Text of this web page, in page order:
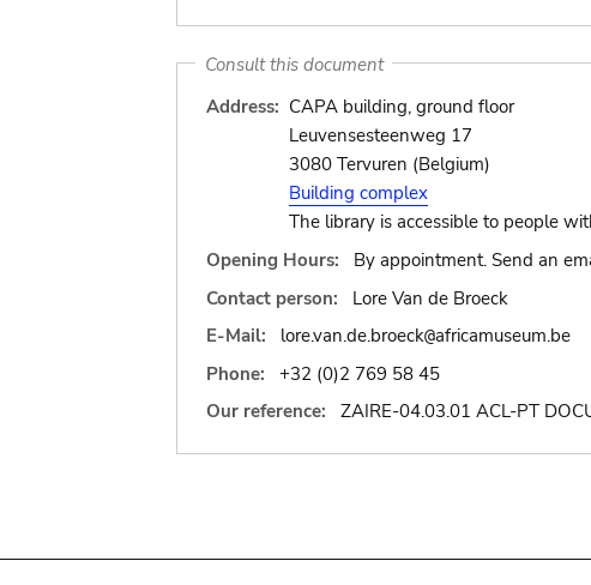
Consult this document
Address: CAPA building, ground floor
Leuvensesteenweg 17
3080 Tervuren (Belgium)
Building complex
The library is accessible to people
Opening Hours:
By appointment. Send an
Contact person:
Lore Van de Broeck
E-Mail:
lore.van.de.broeck@africamuseum.be
Phone:
+32 (0)2 769 58 45
Our reference:
ZAIRE-04.03.01 ACL-PT